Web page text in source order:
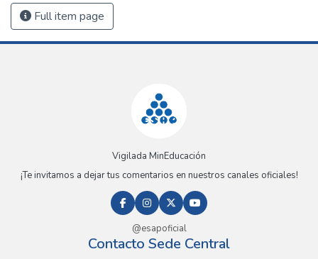
Full item page
Vigilada MinEducación
¡Te invitamos a dejar tus comentarios en nuestros canales oficiales!
@esapoficial
Contacto Sede Central